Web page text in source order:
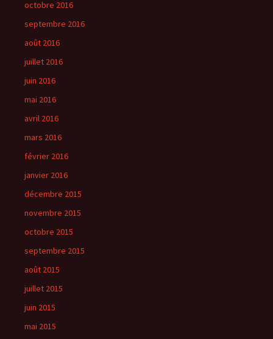
octobre 2016
septembre 2016
août 2016
juillet 2016
juin 2016
mai 2016
avril 2016
mars 2016
février 2016
janvier 2016
décembre 2015
novembre 2015
octobre 2015
septembre 2015
août 2015
juillet 2015
juin 2015
mai 2015